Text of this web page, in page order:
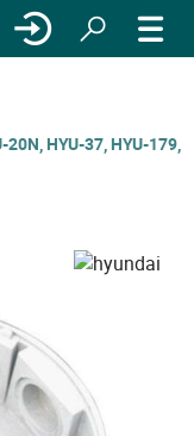
HYU-37, HYU-179,